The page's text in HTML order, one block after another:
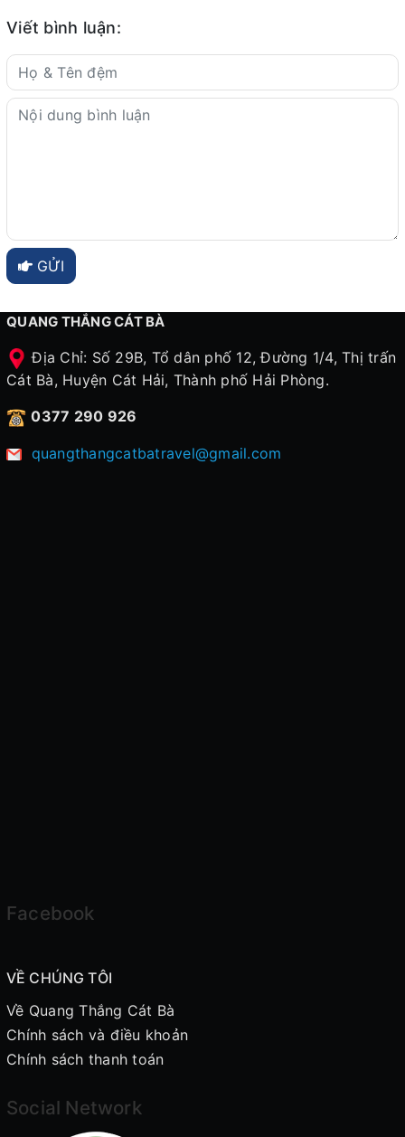
Viết bình luận:
GỬI
QUANG THẮNG CÁT BÀ
Địa Chỉ: Số 29B, Tổ dân phố 12, Đường 1/4, Thị trấn
Cát Bà, Huyện Cát Hải, Thành phố Hải Phòng.
0377 290 926
quangthangcatbatravel@gmail.com
Facebook
VỀ CHÚNG TÔI
Về Quang Thắng Cát Bà
Chính sách và điều khoản
Chính sách thanh toán
Social Network